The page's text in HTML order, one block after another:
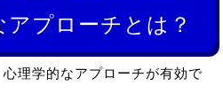
プローチとは？
理学的なアプローチが有効で